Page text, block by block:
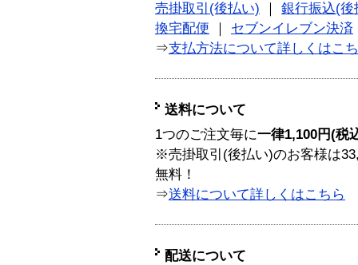
売掛取引(後払い)
銀行振込(後
換宅配便
セブンイレブン決済
⇒支払方法について詳しくはこ
送料について
1つのご注文毎に一律1,100円(税
※売掛取引(後払い)のお客様は
無料！
⇒送料について詳しくはこちら
配送について